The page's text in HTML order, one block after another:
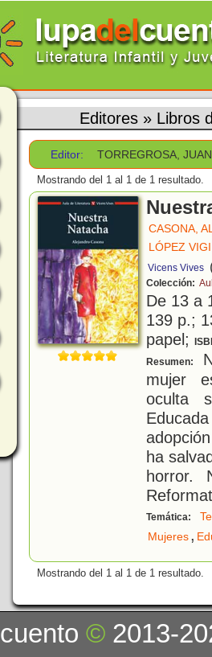
Editores » Libros
Editor: TORREGROSA,
Mostrando del 1 al 1 de 1 resultado.
CASONA,
LÓPEZ
Vicens Vives
Colección:
De 13 a
139 p.;
papel;
Resumen:
mujer
oculta
ha
horror.
Temática:
Mujeres,
Mostrando del 1 al 1 de 1 resultado.
cuento© 2013-